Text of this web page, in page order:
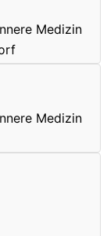
Medizin
Medizin